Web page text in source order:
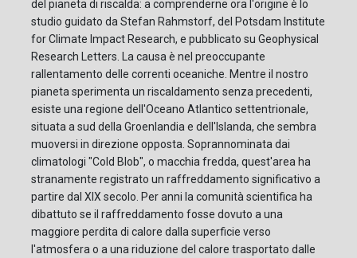
del pianeta di riscalda: a comprenderne ora l'origine è lo
studio guidato da Stefan Rahmstorf, del Potsdam Institute
for Climate Impact Research, e pubblicato su Geophysical
Research Letters. La causa è nel preoccupante
rallentamento delle correnti oceaniche. Mentre il nostro
pianeta sperimenta un riscaldamento senza precedenti,
esiste una regione dell'Oceano Atlantico settentrionale,
situata a sud della Groenlandia e dell'Islanda, che sembra
muoversi in direzione opposta. Soprannominata dai
climatologi "Cold Blob", o macchia fredda, quest'area ha
stranamente registrato un raffreddamento significativo a
partire dal XIX secolo. Per anni la comunità scientifica ha
dibattuto se il raffreddamento fosse dovuto a una
maggiore perdita di calore dalla superficie verso
l'atmosfera o a una riduzione del calore trasportato dalle